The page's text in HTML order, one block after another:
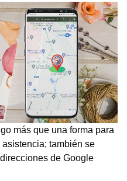
más que una forma para
también se
de Google